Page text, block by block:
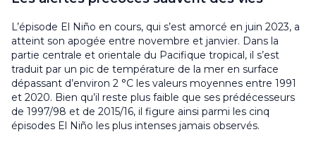
L’épisode El Niño en cours, qui s’est amorcé en juin 2023, a
atteint son apogée entre novembre et janvier. Dans la
partie centrale et orientale du Pacifique tropical, il s’est
traduit par un pic de température de la mer en surface
dépassant d’environ 2 °C les valeurs moyennes entre 1991
et 2020. Bien qu’il reste plus faible que ses prédécesseurs
de 1997/98 et de 2015/16, il figure ainsi parmi les cinq
épisodes El Niño les plus intenses jamais observés.